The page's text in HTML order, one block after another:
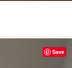
Save